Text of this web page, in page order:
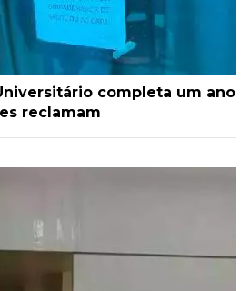
completa um ano
reclamam